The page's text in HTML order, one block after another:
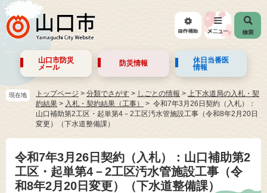
山口市防災
メール
防災情報
休日当番医
情報
現在地 トップページ > 分類でさがす > しごとの情報 >
上下水道局の入札・契
約結果 > 入札・契約結果（工事）
令和7年3月26日契約（入札）：
山口補助第2工区・起単第4－2工区汚水管施設工事（令和8年2月20日
変更）（下水道整備課）
令和7年3月26日契約（入札）：山口補助第2
工区・起単第4－2工区汚水管施設工事（令
和8年2月20日変更）（下水道整備課）